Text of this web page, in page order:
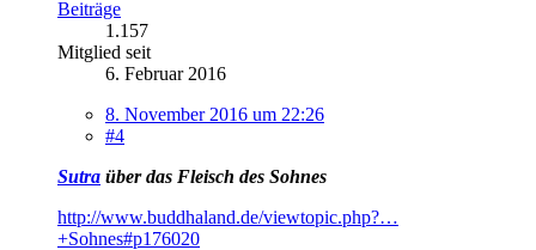
Beiträge
1.157
Mitglied seit
6. Februar 2016
8. November 2016 um 22:26
#4
Sutra über das Fleisch des Sohnes
http://www.buddhaland.de/viewtopic.php?…
+Sohnes#p176020